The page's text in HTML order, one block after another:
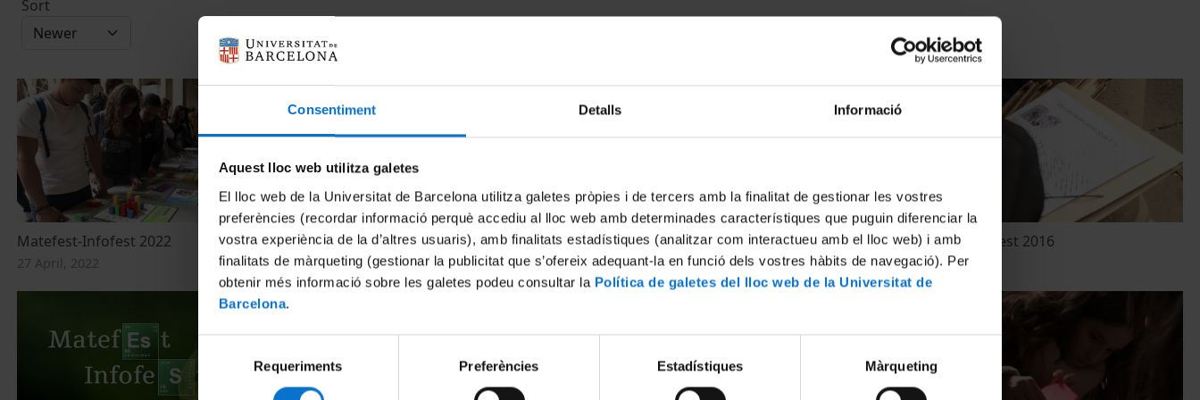
Consentiment Detalls Informació
Aquest lloc web utilitza galetes
El lloc web de la Universitat de Barcelona utilitza galetes pròpies i de tercers amb la finalitat de gestionar les vostres
preferències (recordar informació perquè accediu al lloc web amb determinades característiques que puguin diferenciar la
vostra experiència de la d’altres usuaris), amb finalitats estadístiques (analitzar com interactueu amb el lloc web) i amb
finalitats de màrqueting (gestionar la publicitat que s’ofereix adequant-la en funció dels vostres hàbits de navegació). Per
obtenir més informació sobre les galetes podeu consultar la Política de galetes del lloc web de la Universitat de
Barcelona.
consentiment
Requeriments Preferències Estadístiques Màrqueting
Sort
Matefest-Infofest 2022
27 April, 2022
Matefest Infofest 2018
18 April, 2018
Matefest Infofest 2017
5 May, 2017
Matefest Infofest 2016
18 March, 2016